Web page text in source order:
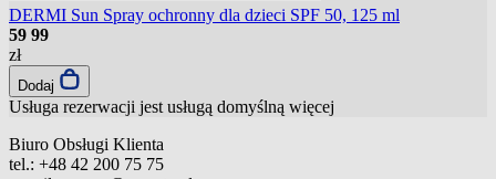
DERMI Sun Spray ochronny dla dzieci SPF 50, 125 ml
59 99
zł
Dodaj
Usługa rezerwacji jest usługą domyślną więcej
Biuro Obsługi Klienta
tel.: +48 42 200 75 75